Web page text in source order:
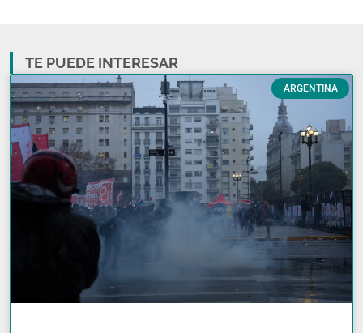
TE PUEDE INTERESAR
ARGENTINA